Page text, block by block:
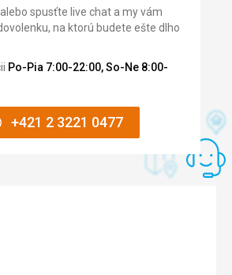
)
)
preložená automaticky pomocou
spusťte live chat a my vám
na ktorú budete ešte dlho
Po-Pia 7:00-22:00, So-Ne 8:00-
+421 2 3221 0477